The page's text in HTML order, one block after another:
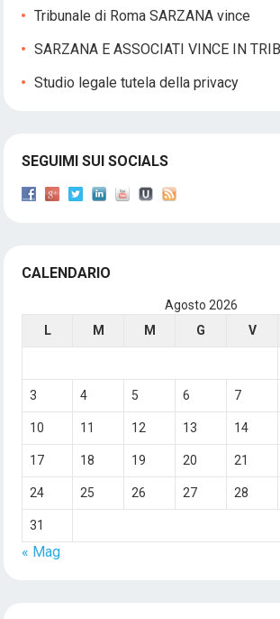
Tribunale di Roma SARZANA vince
SARZANA E ASSOCIATI VINCE IN
Studio legale tutela della privacy
SEGUIMI SUI SOCIALS
CALENDARIO
Agosto 2026
L
M M G V
3 4 5 6 7
10 11 12 13 14
17 18 19 20 21
24 25 26 27 28
31
« Mag